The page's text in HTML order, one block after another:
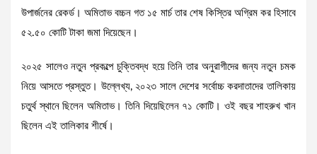
উপার্জনের রেকর্ড। অমিতাভ বচ্চন গত ১৫ মার্চ তার শেষ কিস্তির অগ্রিম কর হিসাবে
৫২.৫০ কোটি টাকা জমা দিয়েছেন।
২০২৫ সালেও নতুন প্রকল্পে চুক্তিবদ্ধ হয়ে তিনি তার অনুরাগীদের জন্য নতুন চমক
নিয়ে আসতে প্রস্তুত। উল্লেখ্য, ২০২৩ সালে দেশের সর্বোচ্চ করদাতাদের তালিকায়
চতুর্থ স্থানে ছিলেন অমিতাভ। তিনি দিয়েছিলেন ৭১ কোটি। ওই বছর শাহরুখ খান
ছিলেন এই তালিকার শীর্ষে।